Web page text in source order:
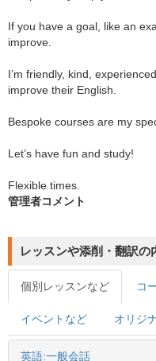
If you have a goal, like an
improve.
I’m friendly, kind,
improve their English.
Bespoke courses are my
Let’s have fun and study!
Flexible times.
管理者コメント
レッスンや添削・翻訳の
個別レッスンなど コ
イベントなど オリジ
英語:一般会話